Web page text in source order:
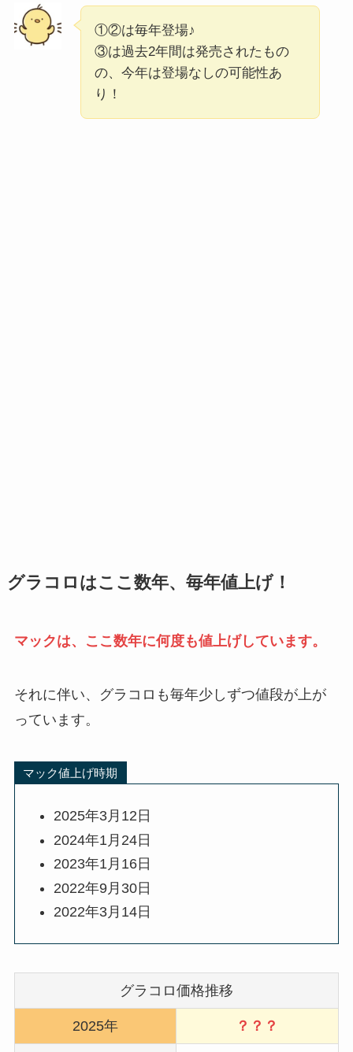
①②は毎年登場♪
③は過去2年間は発売されたもの
の、今年は登場なしの可能性あ
り！
グラコロはここ数年、毎年値上げ！
マックは、ここ数年に何度も値上げしています。
それに伴い、グラコロも毎年少しずつ値段が上が
っています。
マック値上げ時期
2025年3月12日
2024年1月24日
2023年1月16日
2022年9月30日
2022年3月14日
グラコロ価格推移
2025年 ？？？